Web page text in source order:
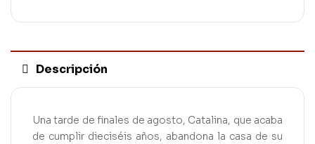
Descripción
Una tarde de finales de agosto, Catalina, que acaba
de cumplir dieciséis años, abandona la casa de su